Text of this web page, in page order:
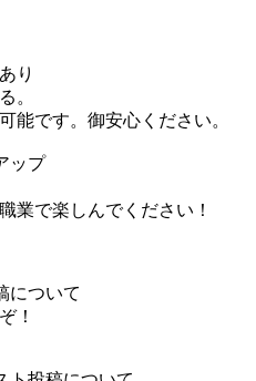
り
。
です。御安心ください。
ップ
業で楽しんでください！
について
！